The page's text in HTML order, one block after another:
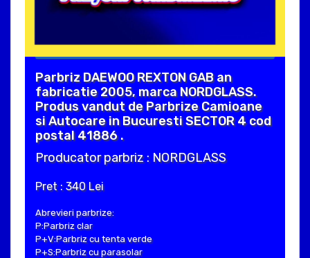
Parbriz DAEWOO REXTON GAB an
fabricatie 2005, marca NORDGLASS.
Produs vandut de Parbrize Camioane
si Autocare in Bucuresti SECTOR 4 cod
postal 41886 .
Producator parbriz : NORDGLASS
Pret : 340 Lei
Abrevieri parbrize:
P:Parbriz clar
P+V:Parbriz cu tenta verde
P+S:Parbriz cu parasolar